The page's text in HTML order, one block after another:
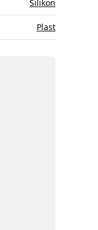
Silikon
Plast